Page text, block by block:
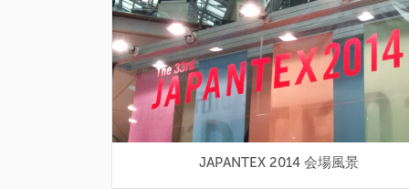
JAPANTEX 2014 会場風景